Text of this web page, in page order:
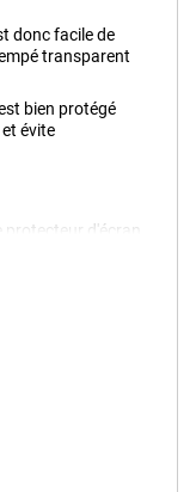
donc facile de
transparent
bien protégé
évite
protecteur d'écran
une protection
sur l'écran.